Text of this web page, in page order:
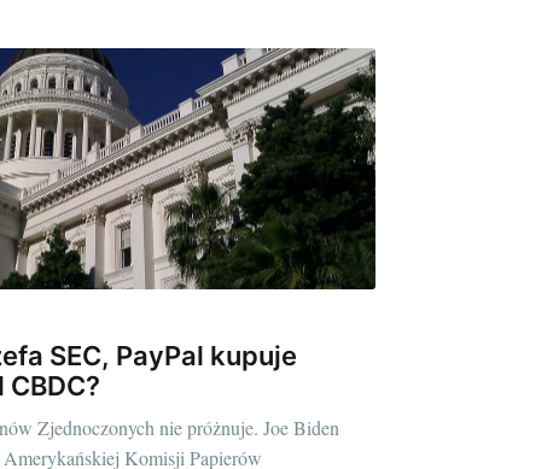
SEC, PayPal kupuje
Zjednoczonych nie próżnuje. Joe Biden
Komisji Papierów